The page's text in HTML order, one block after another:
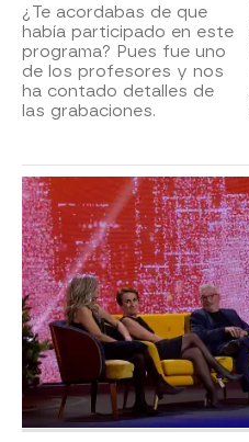
¿Te acordabas de que
había participado en este
programa? Pues fue uno
de los profesores y nos
ha contado detalles de
las grabaciones.